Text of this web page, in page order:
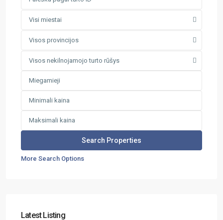
Visi miestai
Visos provincijos
Visos nekilnojamojo turto rūšys
More Search Options
Latest Listing